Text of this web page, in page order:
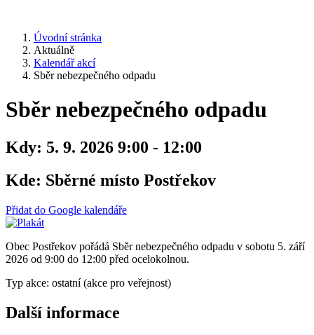
Úvodní stránka
Aktuálně
Kalendář akcí
Sběr nebezpečného odpadu
Sběr nebezpečného odpadu
Kdy: 5. 9. 2026 9:00 - 12:00
Kde: Sběrné místo Postřekov
Přidat do Google kalendáře
Obec Postřekov pořádá Sběr nebezpečného odpadu v sobotu 5. září
2026 od 9:00 do 12:00 před ocelokolnou.
Typ akce: ostatní (akce pro veřejnost)
Další informace